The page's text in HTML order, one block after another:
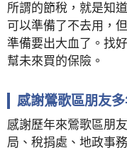
所謂的節稅，就是知
可以準備了不去用，
準備要出大血了。找
幫未來買的保險。
感謝鶯歌區朋友
感謝歷年來鶯歌區朋
局、稅捐處、地政事